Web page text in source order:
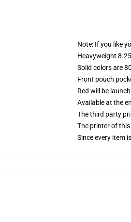
Note: If you like
Heavyweight
Solid colors are
Front pouch
Red will be
Available at the
The third party
The printer of
Since every item